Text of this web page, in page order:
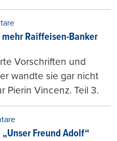
Raiffeisen-Banker
Vorschriften und
wandte sie gar nicht
Pierin Vincenz. Teil 3.
Freund Adolf“